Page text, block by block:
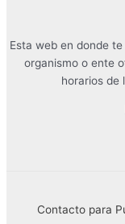
Esta web en donde
organismo o ente
horarios de
Contacto para